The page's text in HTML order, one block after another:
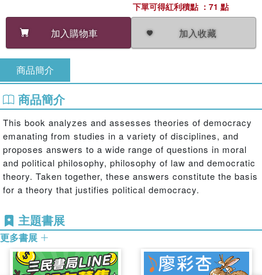
加入購物車 加入收藏
下單可得紅利積點 ：71 點
商品簡介
商品簡介
This book analyzes and assesses theories of democracy
emanating from studies in a variety of disciplines, and
proposes answers to a wide range of questions in moral
and political philosophy, philosophy of law and democratic
theory. Taken together, these answers constitute the basis
for a theory that justifies political democracy.
主題書展
更多書展